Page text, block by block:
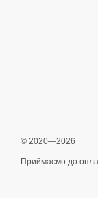
© 2020—2026
Приймаємо до